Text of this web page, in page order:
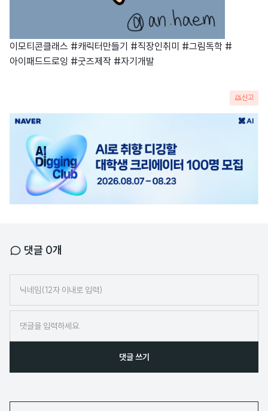
이모티콘클래스 #캐릭터만들기 #직장인취미 #그림독학 #
아이패드드로잉 #굿즈제작 #자기개발
신고
광
댓글 0개
임
댓글 쓰기